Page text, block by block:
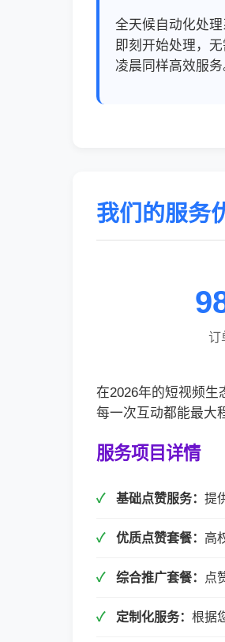
全天候自动化处理
即刻开始处理，
凌晨同样高效服务
我们的服务
订
在2026年的短视频
每一次互动都能最大
服务项目详情
基础点赞服务： 提
优质点赞套餐： 高
综合推广套餐： 点
定制化服务： 根据